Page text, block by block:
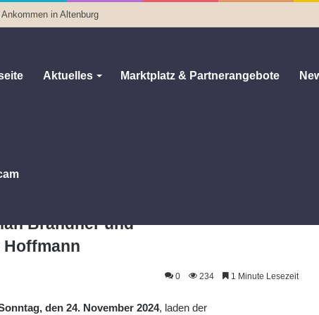
in Altenburg
Aktuelles Marktplatz & Partnerangebote
Brandner und
0 234 1 Minute Lesezeit
den 24. November 2024, laden der